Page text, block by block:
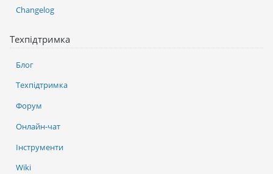
Changelog
Техпідтримка
Блог
Техпідтримка
Форум
Онлайн-чат
Інструменти
Wiki